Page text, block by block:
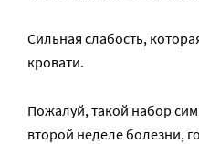
Сильная слабость,
кровати.
Пожалуй, такой набор
второй неделе болезни,